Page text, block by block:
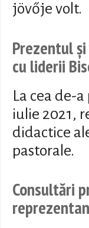
jövője volt.
Prezentul
cu liderii
La cea de-
iulie 2021,
didactice
pastorale.
Consultări